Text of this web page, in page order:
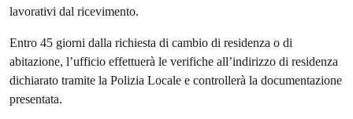
lavorativi dal ricevimento.
Entro 45 giorni dalla richiesta di cambio di residenza o di
abitazione, l’ufficio effettuerà le verifiche all’indirizzo di residenza
dichiarato tramite la Polizia Locale e controllerà la documentazione
presentata.